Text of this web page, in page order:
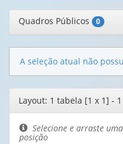
Quadros Públicos 0
A seleção atual não
Editor
de
layout
Layout: 1 tabela [1 x 1] -
Selecione e arraste
posição